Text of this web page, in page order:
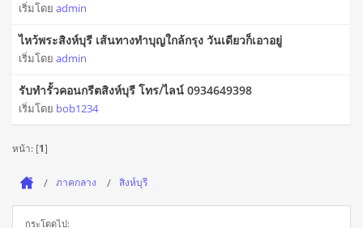
เริ่มโดย admin
ไหว้พระสิงห์บุรี เส้นทางทำบุญใกล้กรุง วันเดียวก็เอาอยู่
เริ่มโดย admin
รับทำรั้วคอนกรีตสิงห์บุรี โทร/ไลน์ 0934649398
เริ่มโดย bob1234
หน้า: [1]
ภาคกลาง สิงห์บุรี
กระโดดไป: